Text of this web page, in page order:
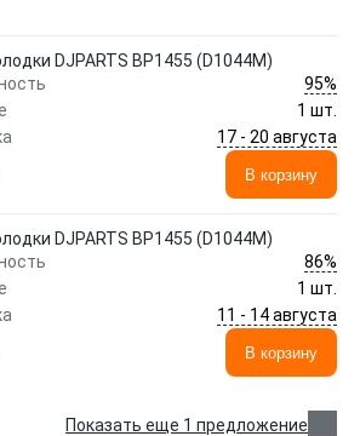
DJPARTS BP1455 (D1044M)
95%
1 шт.
17 - 20 августа
В корзину
DJPARTS BP1455 (D1044M)
86%
1 шт.
11 - 14 августа
В корзину
Показать еще 1 предложение